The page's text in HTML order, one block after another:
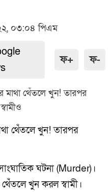
০৩:০৪ পিএম
ফ+ ফ-
থেঁতলে খুন! তারপর
ঘটনা (Murder)।
থেঁতলে খুন করল স্বামী।